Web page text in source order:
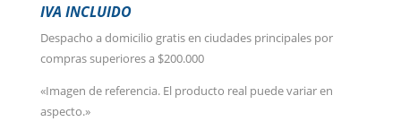
IVA INCLUIDO
Despacho a domicilio gratis en ciudades principales por
compras superiores a $200.000
«Imagen de referencia. El producto real puede variar en
aspecto.»